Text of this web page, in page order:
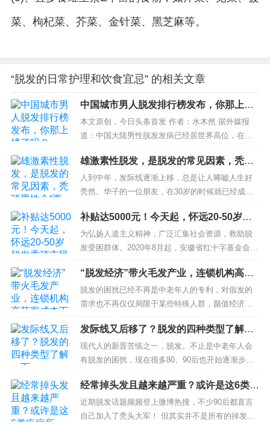
菜、枸杞菜、芥菜、金针菜、黑芝麻等。
“脱发的日常护理和饮食宜忌” 的相关文章
中国城市男人脱发排行榜发布，你那上榜
了吗？
本文原创，今日头条首发 作者：水木然 据外媒报
道：中国大陆男性脱发发病已经居世界高位，在北
京、上海、广州、杭州、成都等5个城市的5779名
男...
雄激素性脱发，是脱发的常见因素，秃顶
男性会“更男人”吗？
人到中年，发际线逐渐上移，总是让人唏嘘人生好
秃然。华子的一位朋友，在30岁的时候就已经成了
地中海。不过他说，在网上看到脱发的原因主要是
雄激素性脱发，秃顶肯定说明他的雄激素更多，能
力更强。...
补贴达5000元！今天起，怀远20-50岁脱
发秃顶市民这笔钱省了…
为弘扬人道主义精神，广泛汇集社会资源，救助脱
发受困群体。2020年8月起，安徽省红十字基金会与
爱心单位共同发起建立安徽青年脱发援助基金，以
此让更多的脱发患者提供救助，找回生活自信。...
“脱发经济”带火毛发产业，连锁机构高获
客成本下持续扩张
脱发的困扰已经不再是中老年人的专利，对假发的
需求也不再仅仅局限于某些特殊人群，颜值经济风
潮下，毛发产业正在崛起。 国家卫健委发布的数据
显示，中国已有超过2.5亿人正饱受脱发的困扰。
复...
发际线又后移了？脱发的四种类型了解一
下
现代人的新晋苦恼之一，脱发。不止是中老年人会
有脱发的困扰，现在很多80、90后也开始逐渐步入
了脱发的行列。 很多人自嘲，以前总是想着选什么
样的洗发水，现在想...
经常掉头发且越来越严重？或许是这6类疾
病所致，需重视
近期脱发话题频频登上微博热搜，不少90后都直言
自己加入了秃头大军！ 但其实并不是所有的掉发都